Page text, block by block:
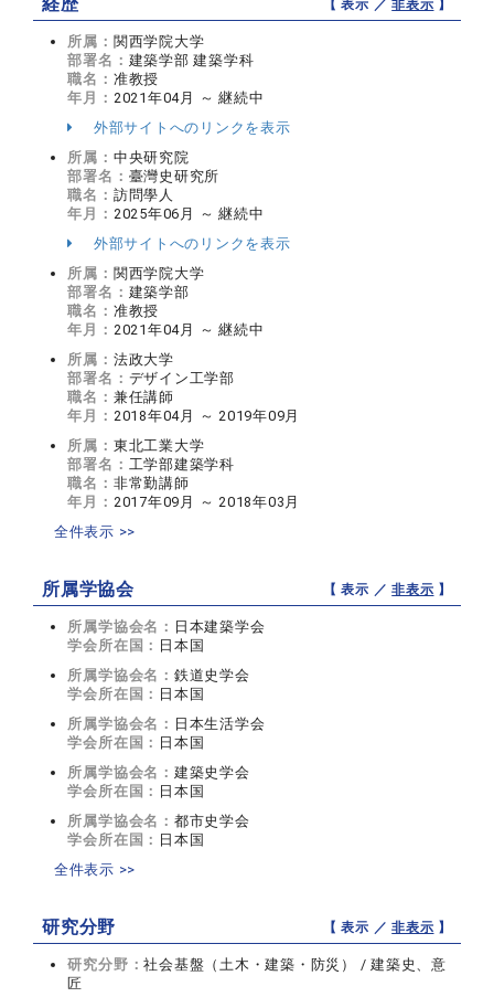
経歴 【 表示 ／非表示 】
所属： 関西学院大学
部署名： 建築学部 建築学科
職名： 准教授
年月： 2021年04月 ～ 継続中
外部サイトへのリンクを表示
所属： 中央研究院
部署名： 臺灣史研究所
職名： 訪問學人
年月： 2025年06月 ～ 継続中
外部サイトへのリンクを表示
所属： 関西学院大学
部署名： 建築学部
職名： 准教授
年月： 2021年04月 ～ 継続中
所属： 法政大学
部署名： デザイン工学部
職名： 兼任講師
年月： 2018年04月 ～ 2019年09月
所属： 東北工業大学
部署名： 工学部建築学科
職名： 非常勤講師
年月： 2017年09月 ～ 2018年03月
全件表示 >>
所属学協会 【 表示 ／非表示 】
所属学協会名： 日本建築学会
学会所在国： 日本国
所属学協会名： 鉄道史学会
学会所在国： 日本国
所属学協会名： 日本生活学会
学会所在国： 日本国
所属学協会名： 建築史学会
学会所在国： 日本国
所属学協会名： 都市史学会
学会所在国： 日本国
全件表示 >>
研究分野 【 表示 ／非表示 】
研究分野：社会基盤（土木・建築・防災） / 建築史、意
匠